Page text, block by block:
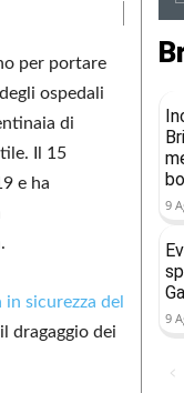
per portare
ospedali
di
Il 15
e ha
in sicurezza del
dragaggio dei
9
9